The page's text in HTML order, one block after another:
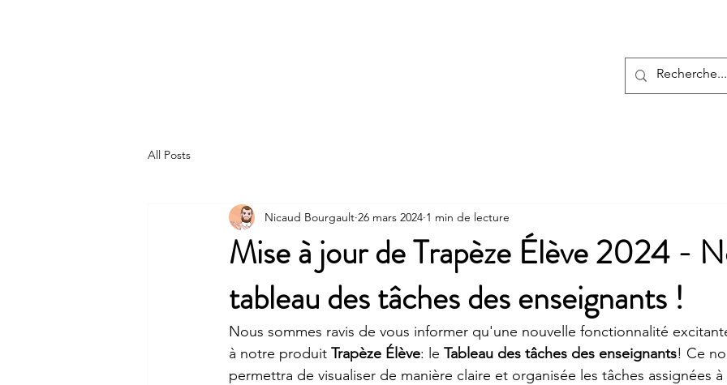
All Posts
Mise à jour de Trapèze Élève 2024 -
tableau des tâches des enseignants !
Nicaud Bourgault 26 mars 2024 1 min de lecture
Nous sommes ravis de vous informer qu'une nouvelle fonctionnalité
à notre produit Trapèze Élève: le Tableau des tâches des enseignants! Ce
permettra de visualiser de manière claire et organisée les tâches assignées à